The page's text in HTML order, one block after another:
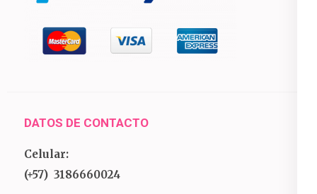
DATOS DE CONTACTO
Celular:
(+57) 3186660024